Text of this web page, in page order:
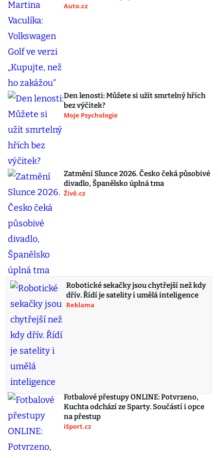
Auto.cz
Den lenosti: Můžete si užít smrtelný hřích
bez výčitek?
Moje Psychologie
Zatmění Slunce 2026. Česko čeká působivé
divadlo, Španělsko úplná tma
Živě.cz
Robotické sekačky jsou chytřejší než kdy
dřív. Řídí je satelity i umělá inteligence
Reklama
Fotbalové přestupy ONLINE: Potvrzeno,
Kuchta odchází ze Sparty. Součástí i opce
na přestup
iSport.cz